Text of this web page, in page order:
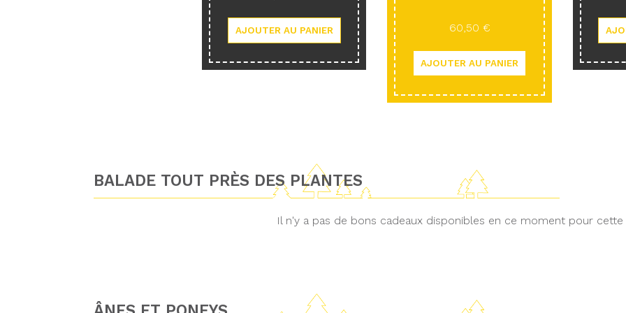
60,50 €
BALADE TOUT PRÈS DES PLANTES
Il n'y a pas de bons cadeaux disponibles en ce moment pour cette